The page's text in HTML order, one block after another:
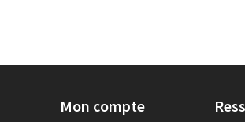
Mon compte